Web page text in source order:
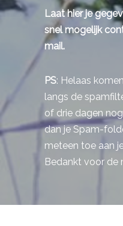
Laat hier je
snel mogelijk
mail.
PS: Helaas
langs de
of drie dagen
dan je Spam-
meteen toe aan
Bedankt voor de